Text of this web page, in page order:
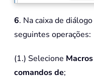
6. Na caixa de diálogo
seguintes operações:
(1.) Selecione Macros
comandos de;